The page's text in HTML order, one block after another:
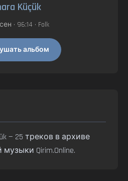
Küçük
• 96:14 • Folk
альбом
— 25 треков в архиве
Qirim.Online.